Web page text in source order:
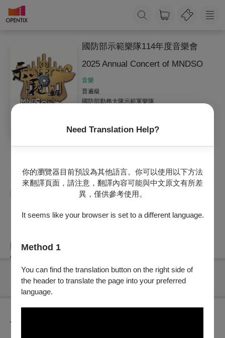
Need Translation Help?
你的瀏覽器目前預設為其他語言。你可以使用以下方法
來翻譯頁面，請注意，翻譯內容可能與中文原文有所差
異，僅供參考使用。
It seems like your browser is set to a different language.
Method 1
You can find the translation button on the right side of
the header to translate the page into your preferred
language.
國防部示範樂隊114年度音樂會
2025 Annual Concert of MNDSO
音樂
普遍級
國防部勤務大隊示範軍樂隊
國防部示範樂隊
購票資訊 節目介紹
無可售場次
節目介紹